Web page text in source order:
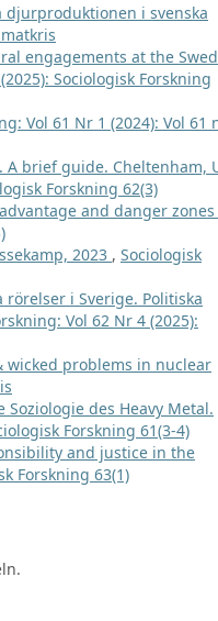
djurproduktionen i svenska
engagements at the
Sociologisk Forskning
Vol 61 Nr 1 (2024): Vol 61
A brief guide. Cheltenham,
Forskning 62(3)
and danger
2023 , Sociologisk
rörelser i Sverige. Politiska
Vol 62 Nr 4 (2025):
wicked problems in nuclear
des Heavy Metal.
Forskning 61(3-4)
and justice in the
Forskning 63(1)